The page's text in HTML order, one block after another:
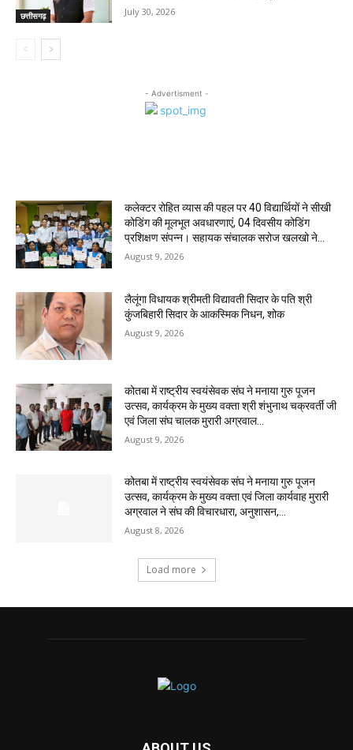
छत्तीसगढ़ July 30, 2026
- Advertisment -
कलेक्टर रोहित व्यास की पहल पर 40 विद्यार्थियों ने सीखी
कोडिंग की मूलभूत अवधारणाएं, 04 दिवसीय कोडिंग
प्रशिक्षण संपन्न। ‌सहायक संचालक सरोज खलखो ने...
August 9, 2026
लैलूंगा विधायक श्रीमती विद्यावती सिदार के पति श्री
कुंजबिहारी सिदार के आकस्मिक निधन, शोक
August 9, 2026
कोतबा में राष्ट्रीय स्वयंसेवक संघ ने मनाया गुरु पूजन
उत्सव, कार्यक्रम के मुख्य वक्ता श्री शंभुनाथ चक्रवर्ती जी
एवं जिला संघ चालक मुरारी अग्रवाल...
August 9, 2026
कोतबा में राष्ट्रीय स्वयंसेवक संघ ने मनाया गुरु पूजन
उत्सव, कार्यक्रम के मुख्य वक्ता एवं जिला कार्यवाह मुरारी
अग्रवाल ने संघ की विचारधारा, अनुशासन,...
August 8, 2026
Load more